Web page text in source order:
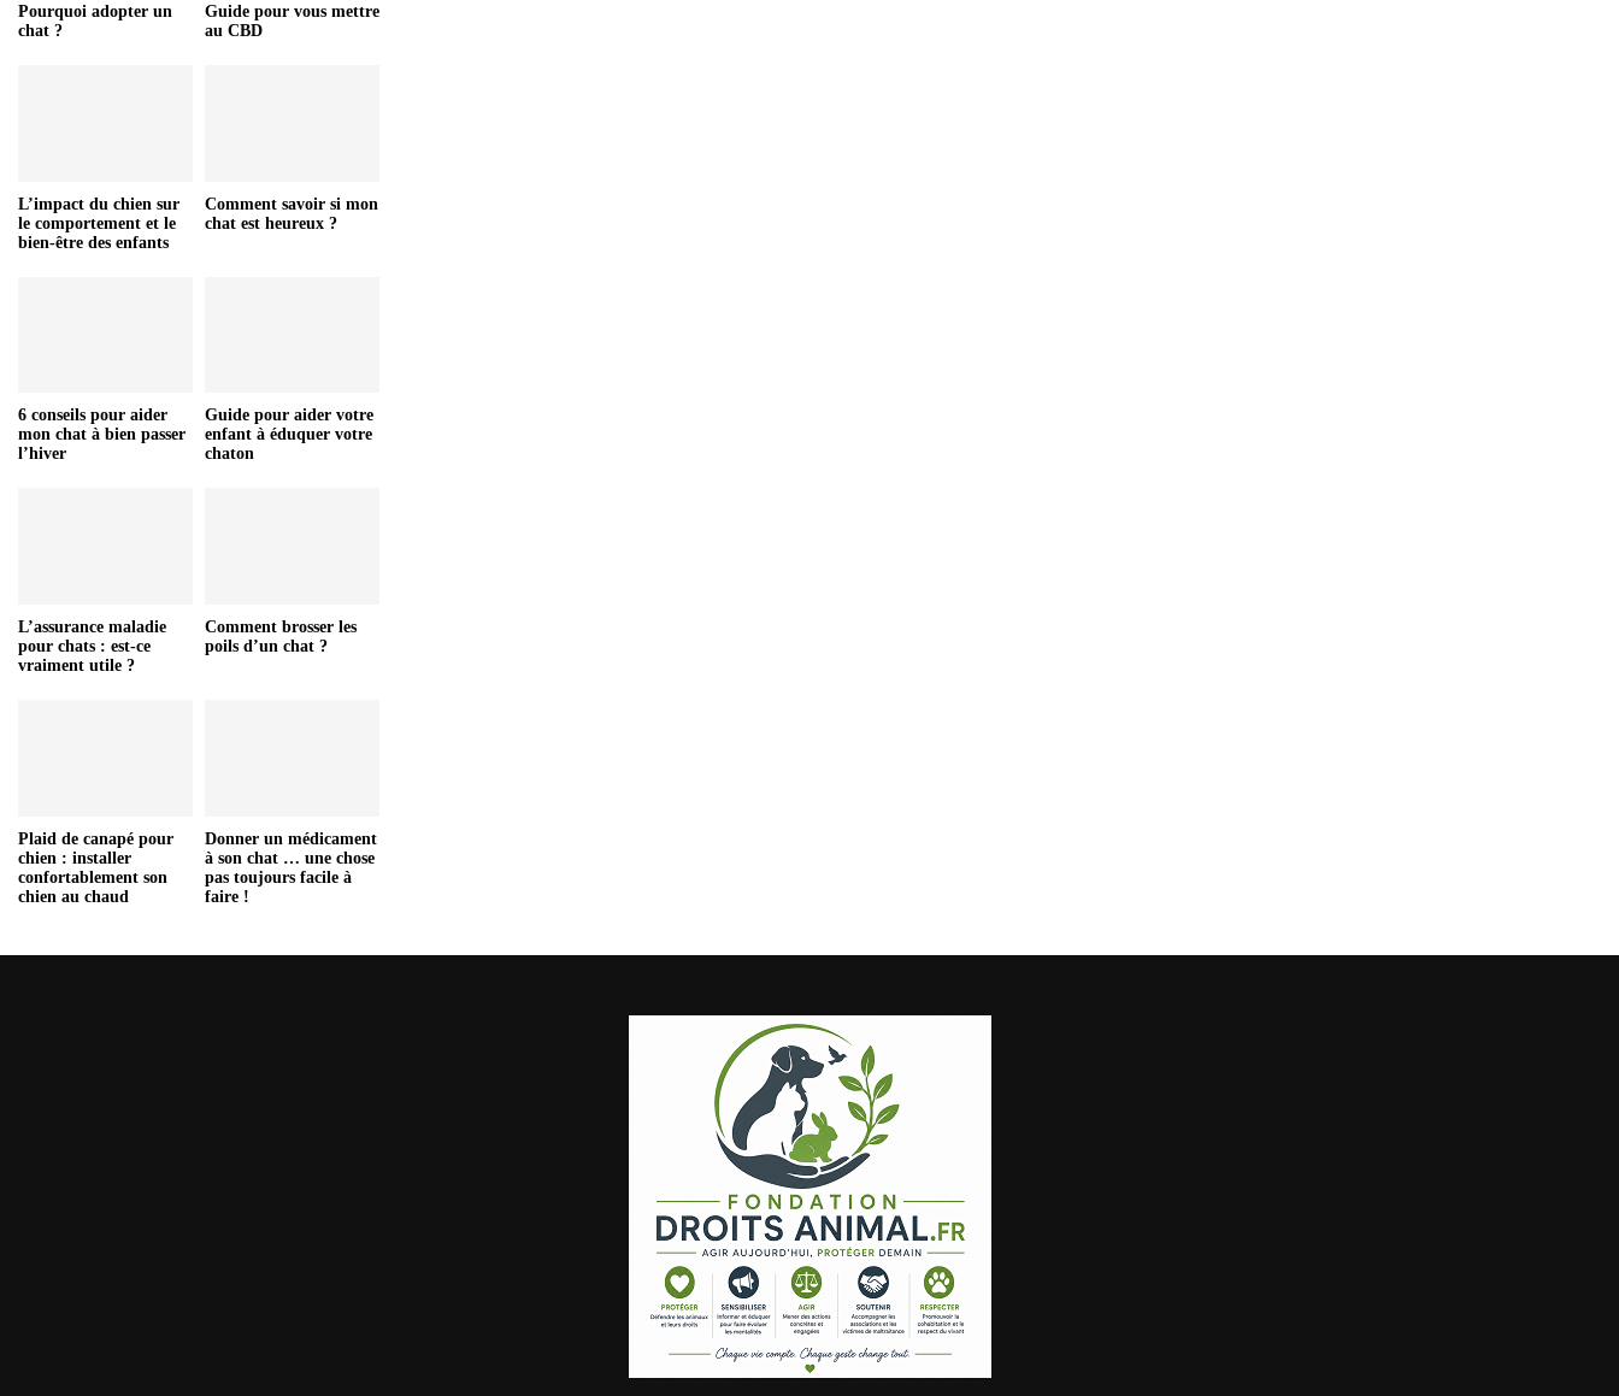
Pourquoi adopter un
chat ?
Guide pour vous mettre
au CBD
L’impact du chien sur
le comportement et le
bien-être des enfants
Comment savoir si mon
chat est heureux ?
6 conseils pour aider
mon chat à bien passer
l’hiver
Guide pour aider votre
enfant à éduquer votre
chaton
L’assurance maladie
pour chats : est-ce
vraiment utile ?
Comment brosser les
poils d’un chat ?
Plaid de canapé pour
chien : installer
confortablement son
chien au chaud
Donner un médicament
à son chat … une chose
pas toujours facile à
faire !